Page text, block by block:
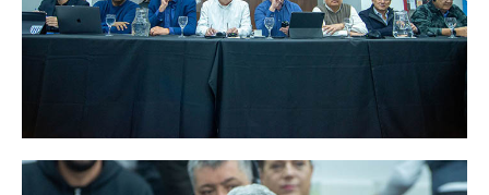
Salarios
Acuerdos y homolog.